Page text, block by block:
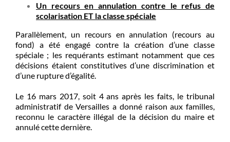
Un recours en annulation contre le refus de
scolarisation ET la classe spéciale
Parallèlement, un recours en annulation (recours au
fond) a été engagé contre la création d’une classe
spéciale ; les requérants estimant notamment que ces
décisions étaient constitutives d’une discrimination et
d’une rupture d’égalité.
Le 16 mars 2017, soit 4 ans après les faits, le tribunal
administratif de Versailles a donné raison aux familles,
reconnu le caractère illégal de la décision du maire et
annulé cette dernière.